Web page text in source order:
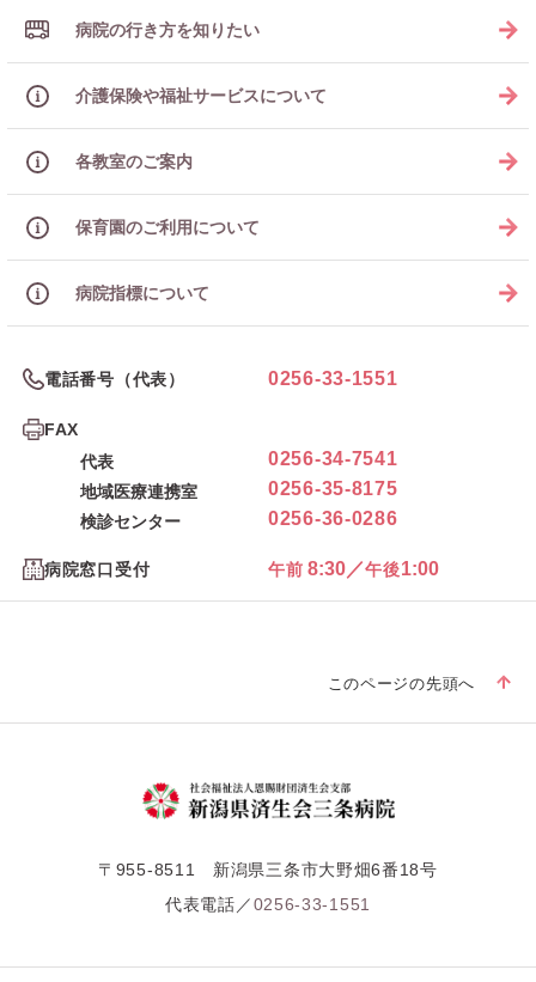
病院の行き方を知りたい
介護保険や福祉サービスについて
各教室のご案内
保育園のご利用について
病院指標について
電話番号（代表） 0256-33-1551
FAX
代表
0256-34-7541
地域医療連携室 0256-35-8175
検診センター 0256-36-0286
病院窓口受付 午前 8:30／午後1:00
このページの先頭へ
〒955-8511 新潟県三条市大野畑6番18号
代表電話／0256-33-1551